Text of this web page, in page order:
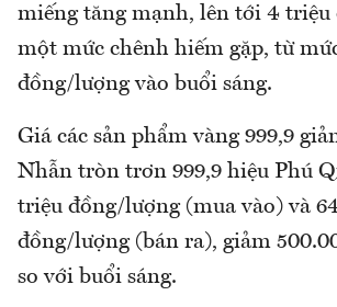
miếng tăng mạnh, lên tới 4
một mức chênh hiếm gặp, từ
đồng/lượng vào buổi sáng.
Giá các sản phẩm vàng 999,9
Nhẫn tròn trơn 999,9 hiệu Phú
triệu đồng/lượng (mua vào) và
đồng/lượng (bán ra), giảm
so với buổi sáng.